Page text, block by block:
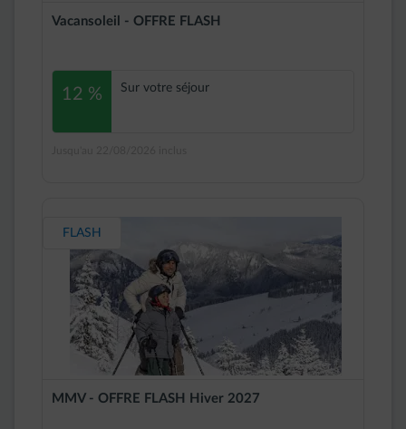
Vacansoleil - OFFRE FLASH
12 % Sur votre séjour
FLASH
MMV - OFFRE FLASH Hiver 2027